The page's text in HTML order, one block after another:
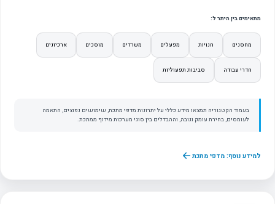
מתאימים בין היתר ל:
מחסנים חנויות מפעלים משרדים מוסכים ארכיונים
חדרי עבודה סביבות תפעוליות
בעמוד הקטגוריה תמצאו מידע כללי על יתרונות מדפי מתכת, שימושים נפוצים, התאמה
לעומסים, בחירת עומק וגובה, וההבדלים בין סוגי מערכות מידוף ממתכת.
למידע נוסף: מדפי מתכת